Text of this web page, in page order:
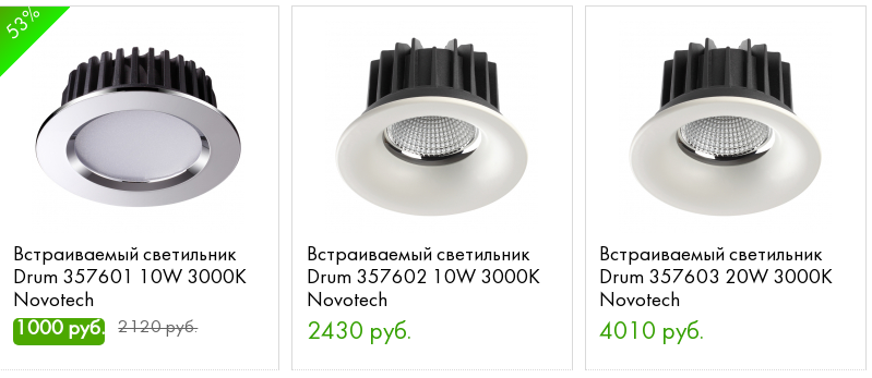
Встраиваемый светильник
Drum 357601 10W 3000K
Novotech
53%
1000 руб. 2120 руб.
Встраиваемый светильник
Drum 357602 10W 3000K
Novotech
2430 руб.
Встраиваемый светильник
Drum 357603 20W 3000K
Novotech
4010 руб.